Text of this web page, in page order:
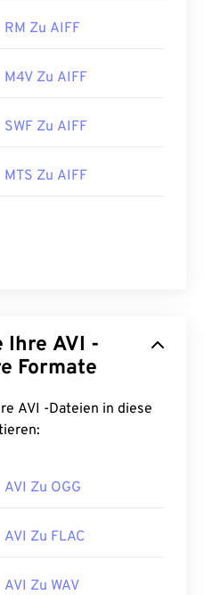
RM Zu AIFF
M4V Zu AIFF
SWF Zu AIFF
MTS Zu AIFF
AVI -
Formate
AVI Zu OGG
AVI Zu FLAC
AVI Zu WAV